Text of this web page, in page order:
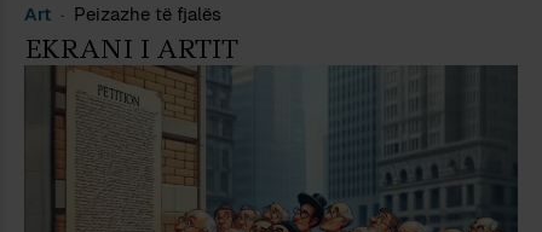
Art Peizazhe të fjalës
EKRANI I ARTIT